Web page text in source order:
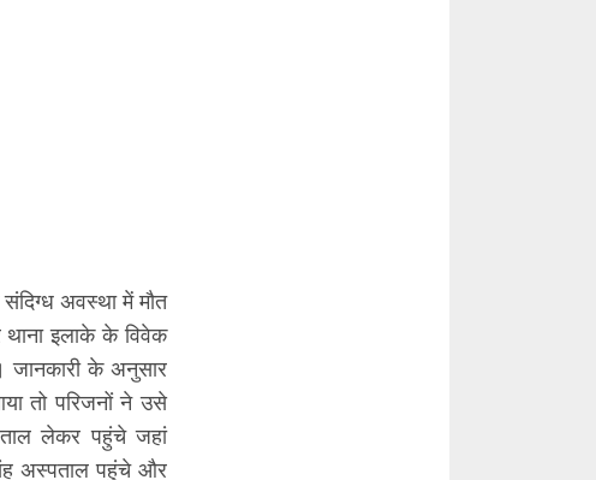
अवस्था में मौत
इलाके के विवेक
जानकारी के अनुसार
तो परिजनों ने उसे
लेकर पहुंचे जहां
अस्पताल पहुंचे और